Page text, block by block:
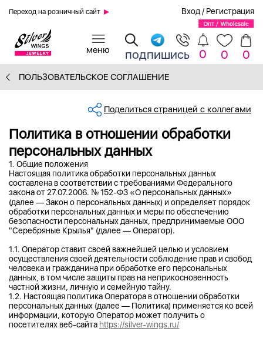
Переход на розничный сайт Вход / Регистрация
подпишись 0 0 0
ПОЛЬЗОВАТЕЛЬСКОЕ СОГЛАШЕНИЕ
Поделиться страницей с коллегами
Политика в отношении обработки
персональных данных
1. Общие положения
Настоящая политика обработки персональных данных
составлена в соответствии с требованиями Федерального
закона от 27.07.2006. № 152-ФЗ «О персональных данных»
(далее — Закон о персональных данных) и определяет порядок
обработки персональных данных и меры по обеспечению
безопасности персональных данных, предпринимаемые ООО
"Серебряные Крылья" (далее — Оператор).
1.1. Оператор ставит своей важнейшей целью и условием
осуществления своей деятельности соблюдение прав и свобод
человека и гражданина при обработке его персональных
данных, в том числе защиты прав на неприкосновенность
частной жизни, личную и семейную тайну.
1.2. Настоящая политика Оператора в отношении обработки
персональных данных (далее — Политика) применяется ко всей
информации, которую Оператор может получить о
посетителях веб-сайта https://silver-wings.ru/